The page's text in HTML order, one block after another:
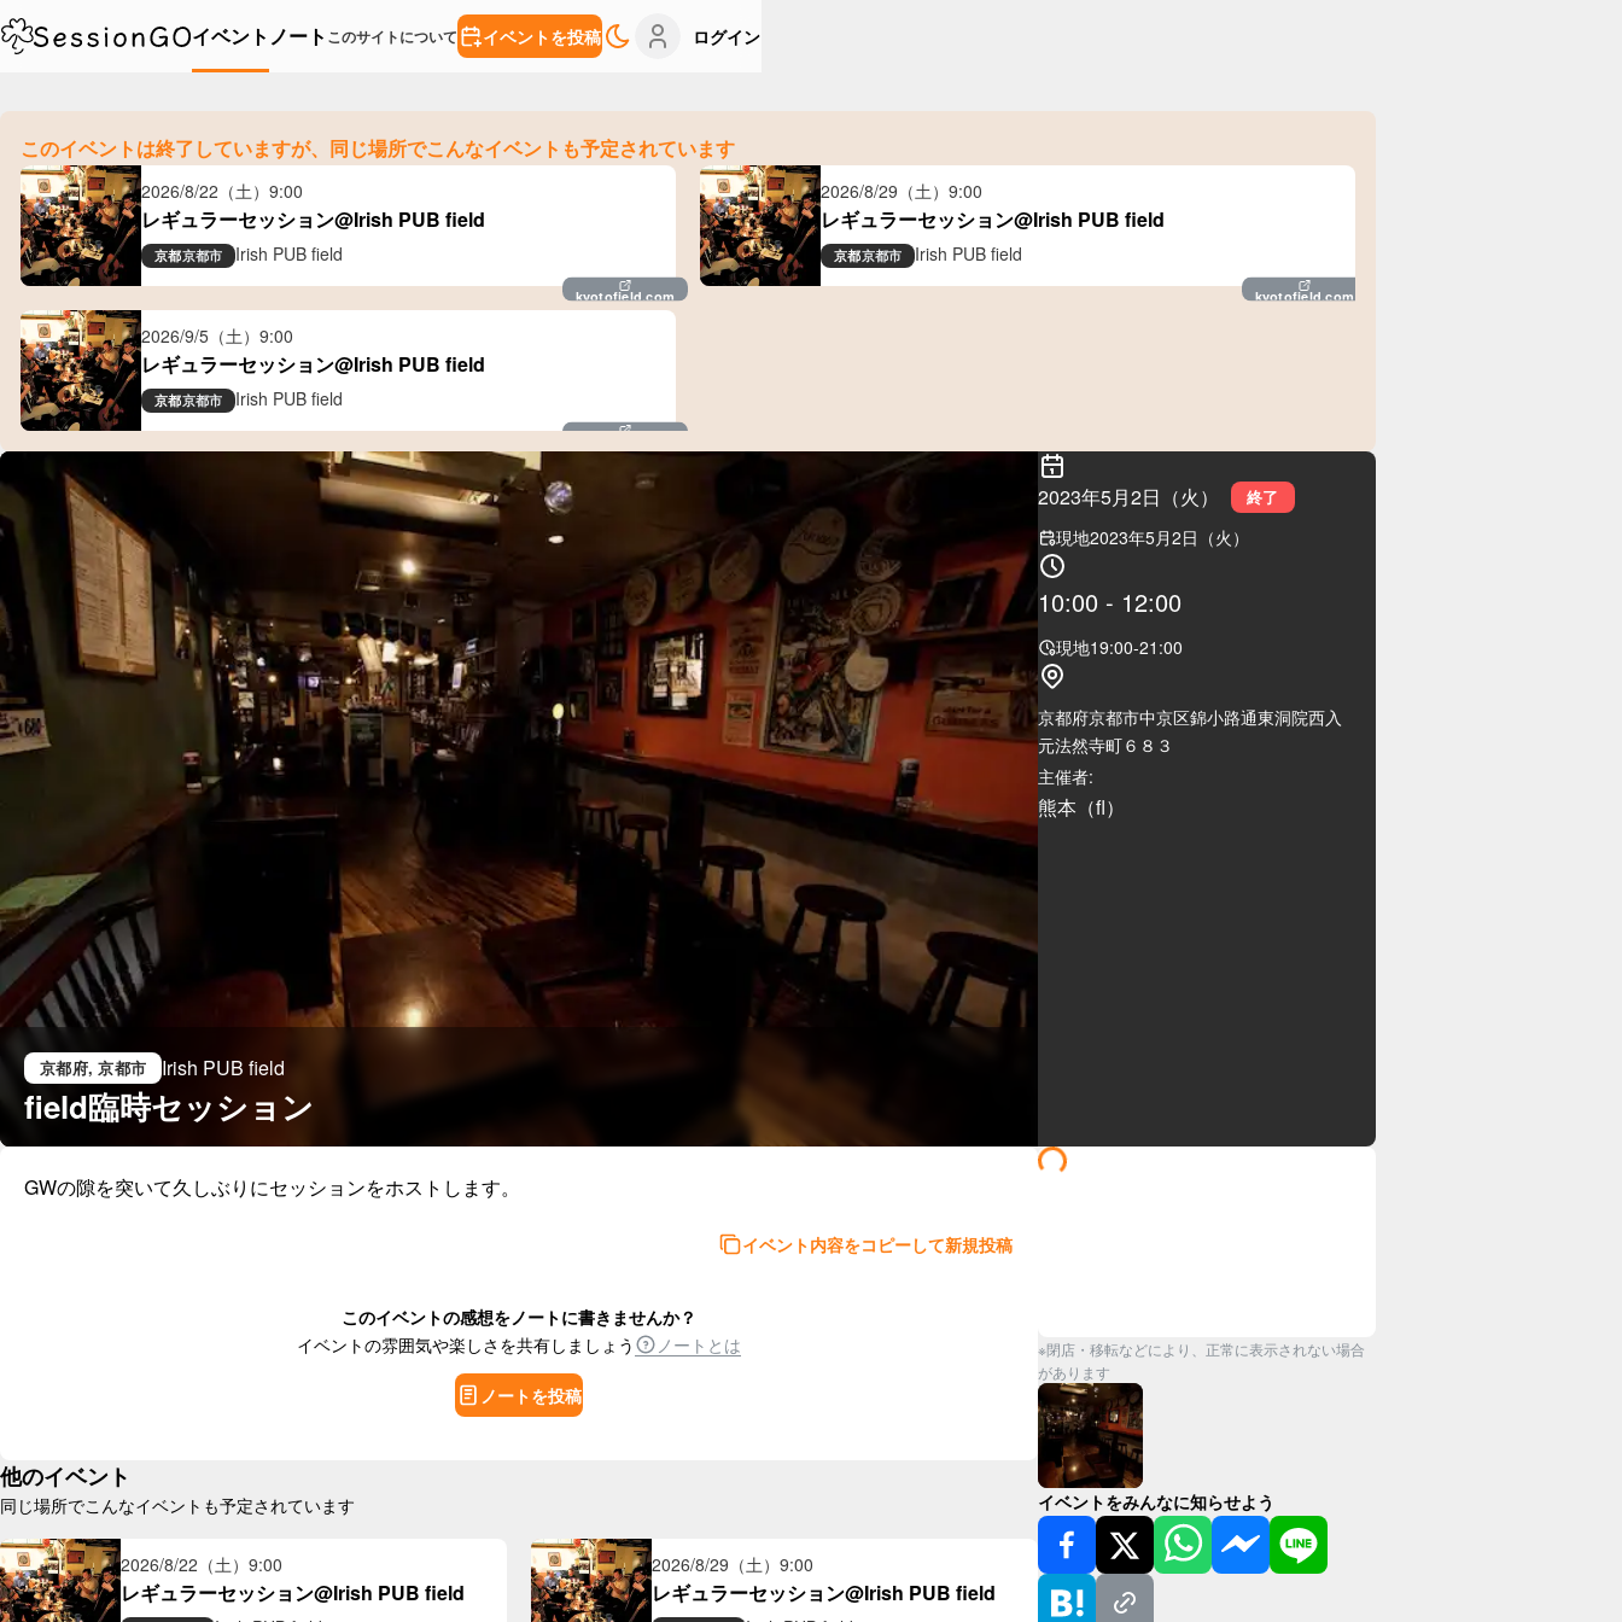
イベント ノート このサイトについて イベントを投稿 ログイン
このイベントは終了していますが、 同じ場所でこんなイベントも予定されています
2026/8/22（土） 9:00
レギュラーセッション@Irish PUB field
京都京都市 Irish PUB field
kyotofield.com
2026/8/29（土） 9:00
レギュラーセッション@Irish PUB field
京都京都市 Irish PUB field
kyotofield.com
2026/9/5（土） 9:00
レギュラーセッション@Irish PUB field
京都京都市 Irish PUB field
京都府, 京都市 Irish PUB field
field臨時セッション
2023年5月2日（火） 終了
現地2023年5月2日（火）
10:00 - 12:00
現地19:00-21:00
京都府京都市中京区錦小路通東洞院西入
元法然寺町６８３
主催者:
熊本（fl）
GWの隙を突いて久しぶりにセッションをホストします。
イベント内容をコピーして新規投稿
このイベントの感想をノートに書きませんか？
イベントの雰囲気や楽しさを共有しましょう
ノートとは
ノートを投稿
他のイベント
同じ場所でこんなイベントも予定されています
2026/8/22（土） 9:00
レギュラーセッション@Irish PUB field
2026/8/29（土） 9:00
レギュラーセッション@Irish PUB field
※閉店・移転などにより、正常に表示されない場合
があります
イベントをみんなに知らせよう